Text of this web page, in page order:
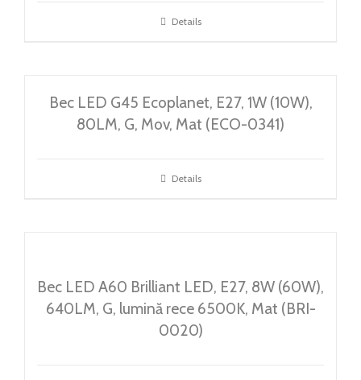
Details
Bec LED G45 Ecoplanet, E27, 1W (10W),
80LM, G, Mov, Mat (ECO-0341)
Details
Bec LED A60 Brilliant LED, E27, 8W (60W),
640LM, G, lumină rece 6500K, Mat (BRI-
0020)